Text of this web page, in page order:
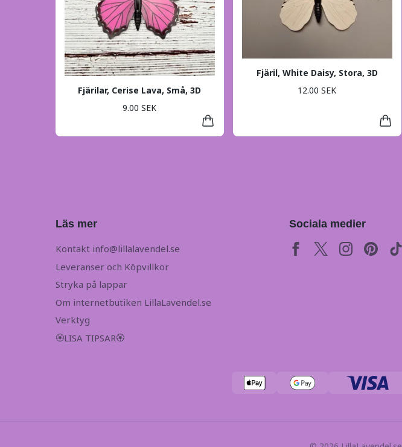
Fjärilar, Cerise Lava, Små, 3D
9.00 SEK
Fjäril, White Daisy, Stora, 3D
12.00 SEK
Läs mer
Kontakt info@lillalavendel.se
Leveranser och Köpvillkor
Stryka på lappar
Om internetbutiken LillaLavendel.se
Verktyg
🏵LISA TIPSAR🏵
Sociala medier